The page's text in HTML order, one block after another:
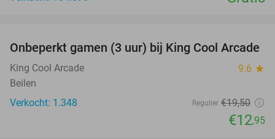
34%
Onbeperkt gamen (3 uur) bij King Cool Arcade
King Cool Arcade 9.6 star
Beilen
Verkocht: 1.348
Regulier €19,50
€12,95